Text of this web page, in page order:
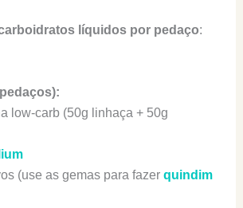
líquidos por pedaço:
low-carb (50g linhaça + 50g
(use as gemas para fazer quindim